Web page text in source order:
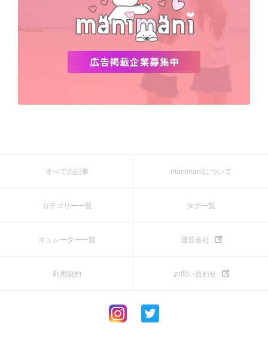
すべての記事 manimaniについて
カテゴリー一覧 タグ一覧
キュレーター一覧 運営会社
利用規約 お問い合わせ